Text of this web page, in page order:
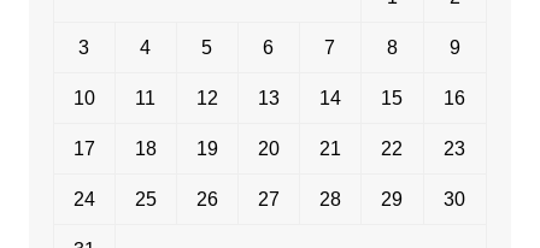
3 4 5 6 7 8 9
10 11 12 13 14 15 16
17 18 19 20 21 22 23
24 25 26 27 28 29 30